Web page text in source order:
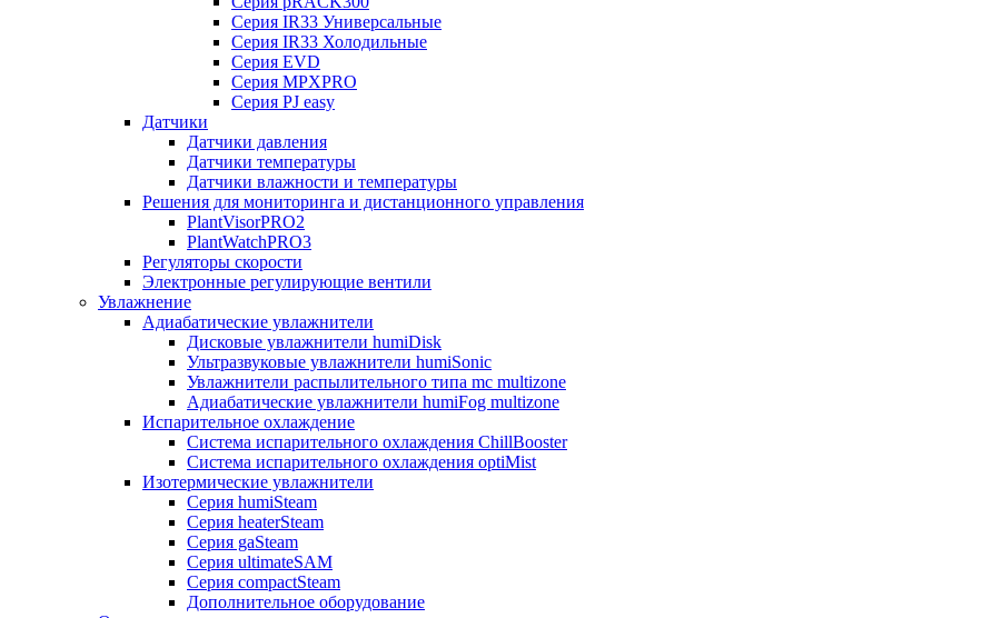
Серия IR33 Универсальные
Серия IR33 Холодильные
Серия EVD
Серия MPXPRO
Серия PJ easy
Датчики
Датчики давления
Датчики температуры
Датчики влажности и температуры
Решения для мониторинга и дистанционного управления
PlantVisorPRO2
PlantWatchPRO3
Регуляторы скорости
Электронные регулирующие вентили
Увлажнение
Адиабатические увлажнители
Дисковые увлажнители humiDisk
Ультразвуковые увлажнители humiSonic
Увлажнители распылительного типа mc multizone
Адиабатические увлажнители humiFog multizone
Испарительное охлаждение
Система испарительного охлаждения ChillBooster
Система испарительного охлаждения optiMist
Изотермические увлажнители
Серия humiSteam
Серия heaterSteam
Серия gaSteam
Серия ultimateSAM
Серия compactSteam
Дополнительное оборудование